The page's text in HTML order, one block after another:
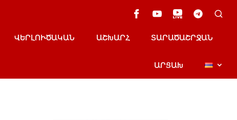
ՎԵՐԼՈՒԾԱԿԱՆ ԱՇԽԱՐՀ ՏԱՐԱԾԱՇՐՋԱՆ
ԱՐՑԱԽ